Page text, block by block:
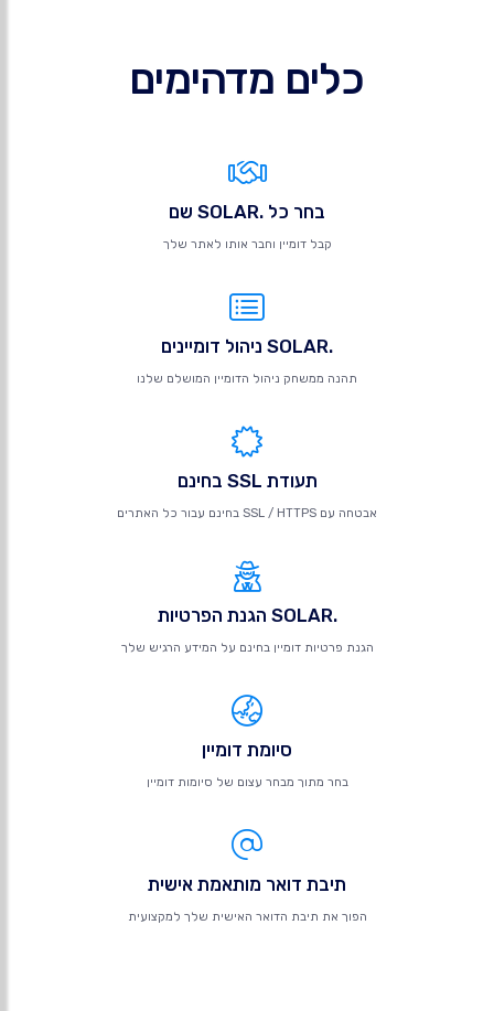
כלים מדהימים
בחר כל .SOLAR שם
קבל דומיין וחבר אותו לאתר שלך
.SOLAR ניהול דומיינים
תהנה ממשחק ניהול הדומיין המושלם שלנו
תעודת SSL בחינם
אבטחה עם SSL / HTTPS בחינם עבור כל האתרים
.SOLAR הגנת הפרטיות
הגנת פרטיות דומיין בחינם על המידע הרגיש שלך
סיומת דומיין
בחר מתוך מבחר עצום של סיומות דומיין
תיבת דואר מותאמת אישית
הפוך את תיבת הדואר האישית שלך למקצועית